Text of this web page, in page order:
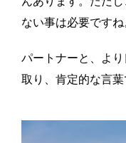
ない事は必要ですね
パートナーと、よ
取り、肯定的な言葉